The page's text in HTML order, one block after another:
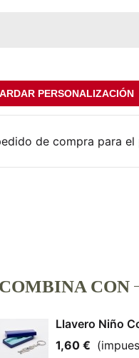
PERSONALIZACIÓN
de compra para el
COMBINA CON
Llavero Niño
1,60 €